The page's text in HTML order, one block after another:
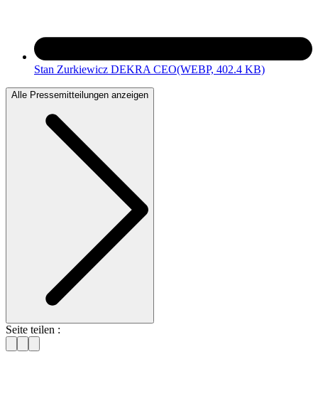
Stan Zurkiewicz DEKRA CEO(WEBP, 402.4 KB)
Alle Pressemitteilungen anzeigen
Seite teilen :